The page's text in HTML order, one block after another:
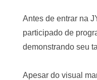
Antes de entrar na
participado de
demonstrando seu
Apesar do visual